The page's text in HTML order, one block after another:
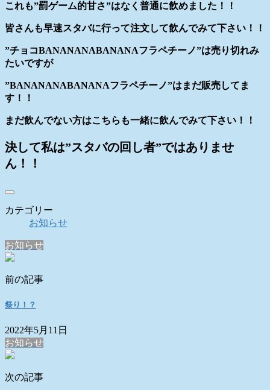
これも”罰ゲーム的甘さ”はなく普通に飲めました！！
皆さんも早速スタバに行って注文して飲んでみて下さい！！
”チョコBANANANABANANAフラペチーノ”は売り切れみ
たいですが
”BANANANABANANAフラペチーノ”はまだ販売してま
す！！
まだ飲んでない方はこちらも一緒に飲んでみて下さい！！
決して私は”スタバの回し者”ではありませ
ん！！
カテゴリー
お知らせ
お知らせ
前の記事
祭り！？
2022年5月11日
お知らせ
次の記事